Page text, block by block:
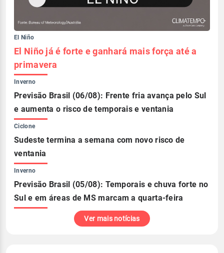
El Niño
El Niño já é forte e ganhará mais força até a
primavera
Inverno
Previsão Brasil (06/08): Frente fria avança pelo Sul
e aumenta o risco de temporais e ventania
Ciclone
Sudeste termina a semana com novo risco de
ventania
Inverno
Previsão Brasil (05/08): Temporais e chuva forte no
Sul e em áreas de MS marcam a quarta-feira
Ver mais notícias